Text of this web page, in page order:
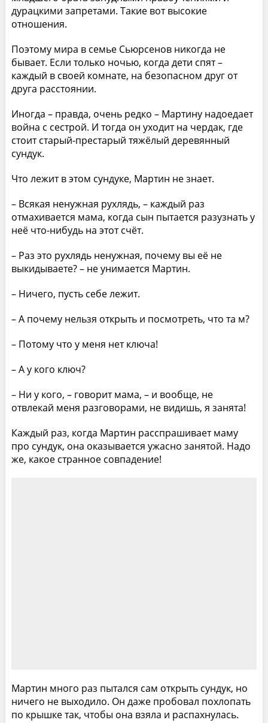
дурацкими запретами. Такие вот высокие
отношения.
Поэтому мира в семье Сьюрсенов никогда не
бывает. Если только ночью, когда дети спят –
каждый в своей комнате, на безопасном друг от
друга расстоянии.
Иногда – правда, очень редко – Мартину надоедает
война с сестрой. И тогда он уходит на чердак, где
стоит старый-престарый тяжёлый деревянный
сундук.
Что лежит в этом сундуке, Мартин не знает.
– Всякая ненужная рухлядь, – каждый раз
отмахивается мама, когда сын пытается разузнать у
неё что-нибудь на этот счёт.
– Раз это рухлядь ненужная, почему вы её не
выкидываете? – не унимается Мартин.
– Ничего, пусть себе лежит.
– А почему нельзя открыть и посмотреть, что та м?
– Потому что у меня нет ключа!
– А у кого ключ?
– Ни у кого, – говорит мама, – и вообще, не
отвлекай меня разговорами, не видишь, я занята!
Каждый раз, когда Мартин расспрашивает маму
про сундук, она оказывается ужасно занятой. Надо
же, какое странное совпадение!
Мартин много раз пытался сам открыть сундук, но
ничего не выходило. Он даже пробовал похлопать
по крышке так, чтобы она взяла и распахнулась.